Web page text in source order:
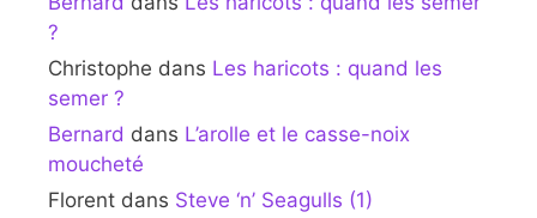
?
Christophe dans Les haricots : quand les
semer ?
Bernard dans L’arolle et le casse-noix
moucheté
Florent dans Steve ‘n’ Seagulls (1)